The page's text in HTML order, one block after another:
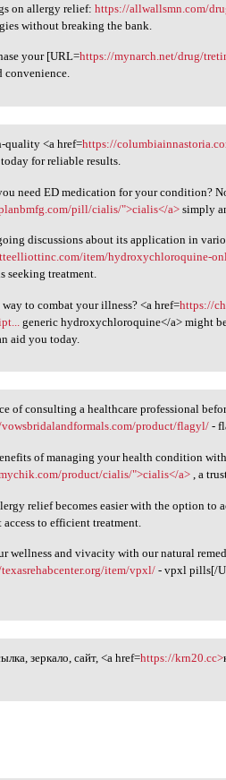
on allergy relief:https://allwallsmn.com/
without breaking the bank.
your [URL=https://mynarch.net/drug/
convenience.
quality <a href
quality <a href=https://
for reliable results.
need ED medication for your condition?
pill/cialis/">cialis</a>simply
discussions about its application in
item/hydroxychloroquine-
seeking treatment.
to combat your illness? <a href=https://
generic hydroxychloroquine</a> might
aid you today.
of consulting
of consulting a healthcare professional
product/flagyl/-
of managing your health condition
product/cialis/">cialis</a> , a
relief becomes easier with the option to
to efficient treatment.
wellness and vivacity with our natural
item/vpxl/ - vpxl pills[/
зеркало,
зеркало, сайт, <a href=https://krn20.cc>